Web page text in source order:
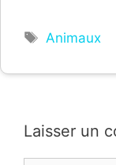
Étiquettes
Animaux
Laisser un